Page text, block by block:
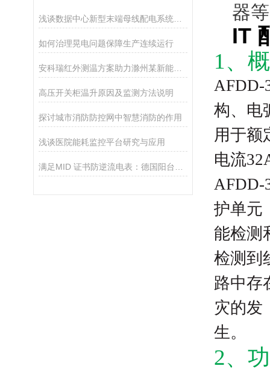
如何治理晃电问题保障生产连续运行
安科瑞红外测温方案助力滁州某新能源光伏产业工厂安全用电讨论
高压开关柜温升原因及监测方法说明
探讨城市消防防控网中智慧消防的作用
浅谈医院能耗监控平台研究与应用
器
IT
1、
AFDD-
构、电
用于额
电流
AFDD-
护单元
能检测
检测到
路中存
灾的发
生。
2、